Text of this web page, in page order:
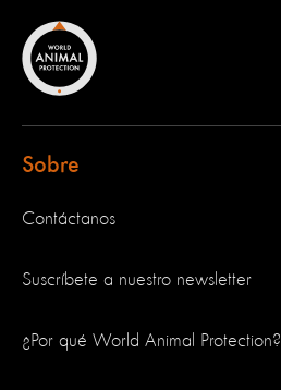
Sobre
Contáctanos
Suscríbete a nuestro newsletter
¿Por qué World Animal Protection?